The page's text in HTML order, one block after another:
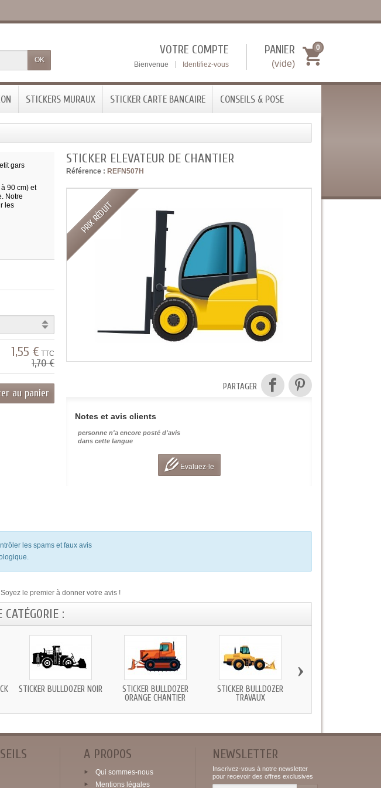
OK
PANIER
(vide)
0
VOTRE COMPTE
Bienvenue Identifiez-vous
STICKERS MURAUX STICKER CARTE BANCAIRE CONSEILS & POSE
STICKER ELEVATEUR DE CHANTIER
Référence : REFN507H
PRIX RÉDUIT
PARTAGER
Notes et avis clients
personne n'a encore posté d'avis
dans cette langue
Evaluez-le
gars
90 cm) et
Notre
les
1,55 € TTC
1,70 €
au panier
les spams et faux avis
Soyez le premier à donner votre avis !
:
STICKER BULLDOZER NOIR
STICKER BULLDOZER
ORANGE CHANTIER
STICKER BULLDOZER
TRAVAUX
›
A PROPOS
Qui sommes-nous
Mentions légales
NEWSLETTER
Inscrivez-vous à notre newsletter
pour recevoir des offres exclusives